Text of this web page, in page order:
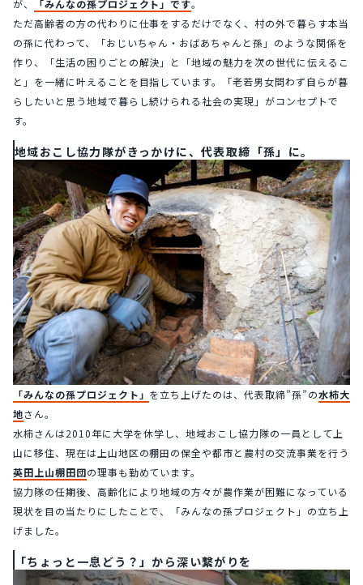
が、
「みんなの孫プロジェクト」です。
ただ高齢者の方の代わりに仕事をするだけでなく、村の外で暮らす本当
の孫に代わって、「おじいちゃん・おばあちゃんと孫」のような関係を
作り、「生活の困りごとの解決」と「地域の魅力を次の世代に伝えるこ
と」を一緒に叶えることを目指しています。「老若男女問わず自らが暮
らしたいと思う地域で暮らし続けられる社会の実現」がコンセプトで
す。
地域おこし協力隊がきっかけに、代表取締「孫」に。
「みんなの孫プロジェクト」 を立ち上げたのは、代表取締”孫”の水柿大
地さん。
水柿さんは2010年に大学を休学し、地域おこし協力隊の一員として上
山に移住、現在は上山地区の棚田の保全や都市と農村の交流事業を行う
英田上山棚田団の理事も勤めています。
協力隊の任期後、高齢化により地域の方々が農作業が困難になっている
現状を目の当たりにしたことで、「みんなの孫プロジェクト」の立ち上
げました。
「ちょっと一息どう？」から深い繋がりを